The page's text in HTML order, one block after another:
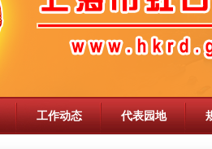
工作动态 代表园地